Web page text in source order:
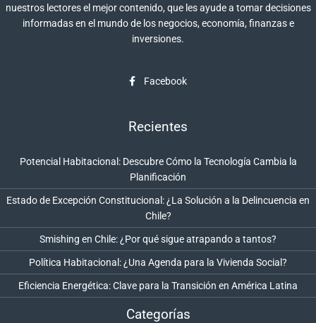
nuestros lectores el mejor contenido, que les ayude a tomar decisiones
informadas en el mundo de los negocios, economía, finanzas e
inversiones.
Facebook
Recientes
Potencial Habitacional: Descubre Cómo la Tecnología Cambia la
Planificación
Estado de Excepción Constitucional: ¿La Solución a la Delincuencia en
Chile?
Smishing en Chile: ¿Por qué sigue atrapando a tantos?
Política Habitacional: ¿Una Agenda para la Vivienda Social?
Eficiencia Energética: Clave para la Transición en América Latina
Categorías